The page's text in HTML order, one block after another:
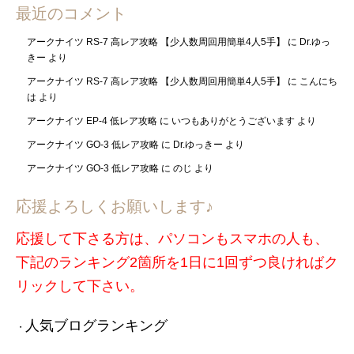
最近のコメント
アークナイツ RS-7 高レア攻略 【少人数周回用簡単4人5手】 に Dr.ゆっ
きー より
アークナイツ RS-7 高レア攻略 【少人数周回用簡単4人5手】 に こんにち
は より
アークナイツ EP-4 低レア攻略 に いつもありがとうございます より
アークナイツ GO-3 低レア攻略 に Dr.ゆっきー より
アークナイツ GO-3 低レア攻略 に のじ より
応援よろしくお願いします♪
応援して下さる方は、パソコンもスマホの人も、
下記のランキング2箇所を1日に1回ずつ良ければク
リックして下さい。
・ 人気ブログランキング